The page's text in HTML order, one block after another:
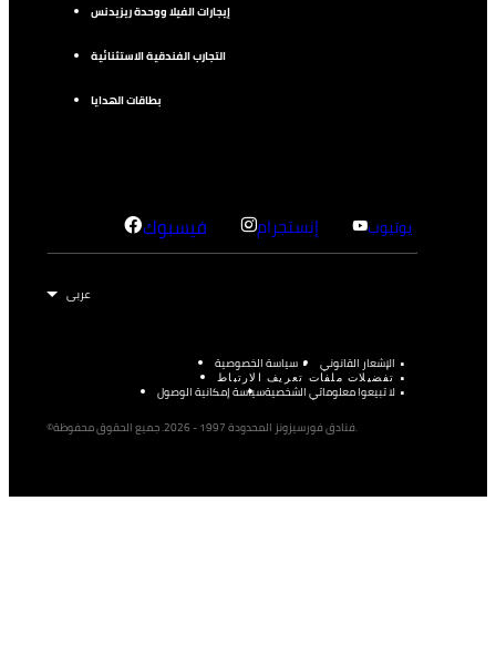
إيجارات الفيلا ووحدة ريزيدنس
التجارب الفندقية الاستثنائية
بطاقات الهدايا
فيسبوك إنستجرام يوتيوب
الإشعار القانوني سياسة الخصوصية
تفضيلات ملفات تعريف الارتباط
لا تبيعوا معلوماتي الشخصيةسياسة إمكانية الوصول
©فنادق فورسيزونز المحدودة 1997 - 2026. جميع الحقوق محفوظة.